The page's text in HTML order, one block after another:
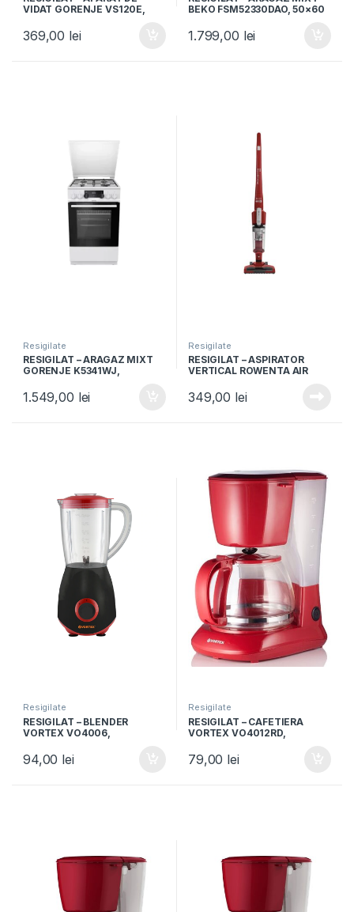
VIDAT GORENJE VS120E,
uscata, Functie sigilare,
Argintiu/Negru
369,00 lei
BEKO FSM52330DAO, 50×60
Aprindere electrica, Cuptor
electric, Grill, Negru
1.799,00 lei
Resigilate
RESIGILAT – ARAGAZ MIXT
GORENJE K5341WJ,
Cuptor electric, 9 functii,
Clasa A, Grill, Alb
1.549,00 lei
Resigilate
RESIGILAT – ASPIRATOR
VERTICAL ROWENTA AIR
Recipient 0.65L
349,00 lei
Resigilate
RESIGILAT – BLENDER
VORTEX VO4006,
600W, 2 trepte viteza,
Negru/Rosu
94,00 lei
Resigilate
RESIGILAT – CAFETIERA
VORTEX VO4012RD,
cesti, Rosu
79,00 lei